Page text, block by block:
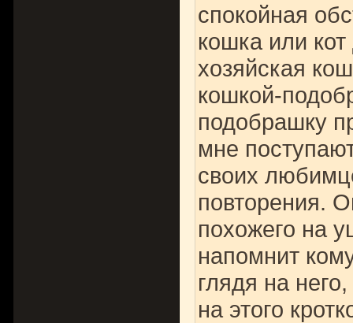
спокойная
кошка или
хозяйская
кошкой-
подобрашку
мне
своих
повторения.
похожего на
напомнит
глядя на
на этого